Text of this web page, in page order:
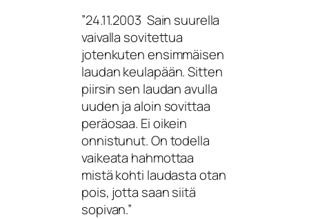
”24.11.2003 Sain suurella
vaivalla sovitettua
jotenkuten ensimmäisen
laudan keulapään. Sitten
piirsin sen laudan avulla
uuden ja aloin sovittaa
peräosaa. Ei oikein
onnistunut. On todella
vaikeata hahmottaa
mistä kohti laudasta otan
pois, jotta saan siitä
sopivan.”